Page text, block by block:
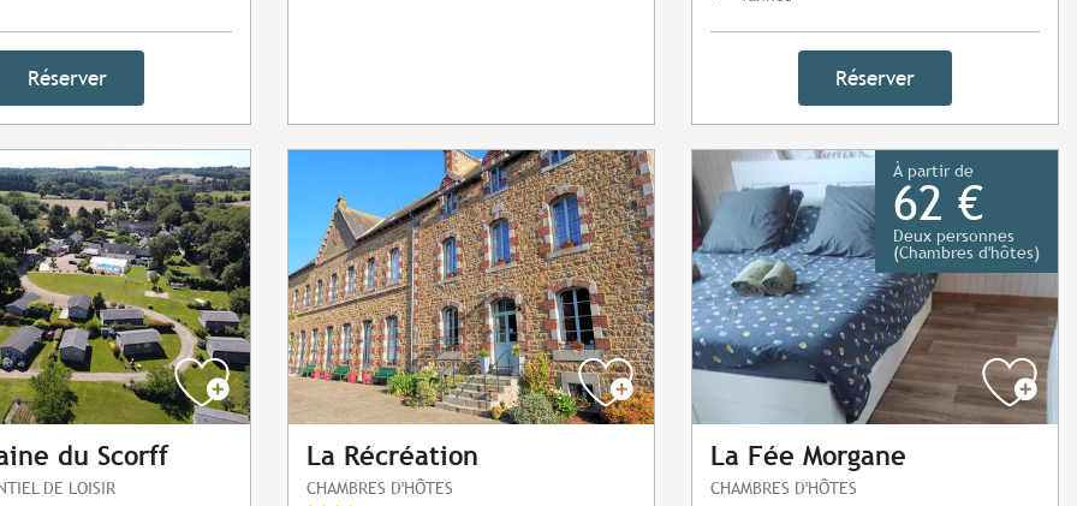
Réserver Réserver
du Scorff
DE LOISIR
La Récréation
CHAMBRES D'HÔTES
À partir de
62 €
Deux personnes
(Chambres d'hôtes)
La Fée Morgane
CHAMBRES D'HÔTES